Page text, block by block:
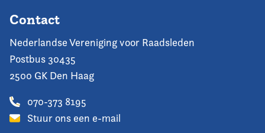
Contact
Nederlandse Vereniging voor Raadsleden
Postbus 30435
2500 GK Den Haag
070-373 8195
Stuur ons een e-mail